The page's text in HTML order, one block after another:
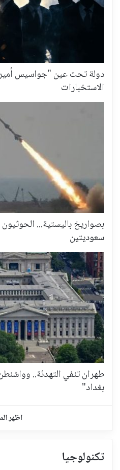
دولة تحت عين "جواسيس
الاستخبارات
بصواريخ باليستية...
سعوديتين
طهران تنفي التهدئة..
بغداد"
اظهر
تكنولوجيا